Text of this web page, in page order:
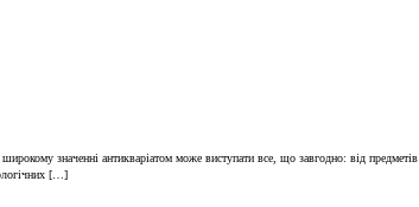
значенні антикваріатом може виступати все, що завгодно: від
[…]